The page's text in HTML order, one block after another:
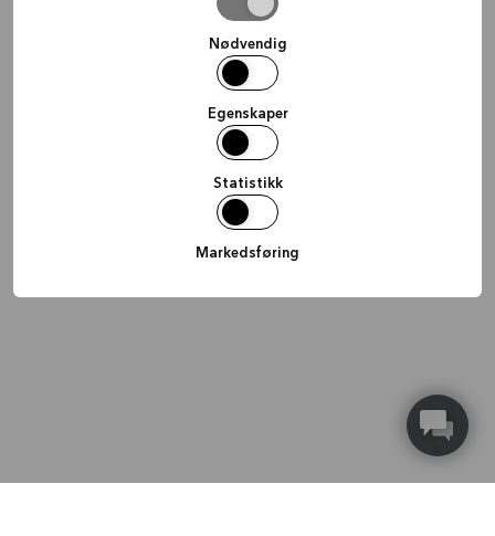
Nødvendig
Egenskaper
Statistikk
Markedsføring